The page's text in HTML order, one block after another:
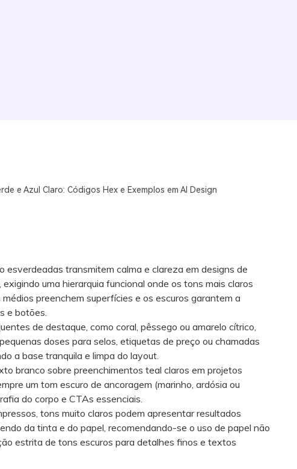
e Azul Claro: Códigos Hex e Exemplos em AI Design
esverdeadas transmitem calma e clareza em designs de
uma hierarquia funcional onde os tons mais claros
preenchem superfícies e os escuros garantem a
e botões.
de destaque, como coral, pêssego ou amarelo cítrico,
doses para selos, etiquetas de preço ou chamadas
a base tranquila e limpa do layout.
branco sobre preenchimentos teal claros em projetos
um tom escuro de ancoragem (marinho, ardósia ou
do corpo e CTAs essenciais.
tons muito claros podem apresentar resultados
da tinta e do papel, recomendando-se o uso de papel não
estrita de tons escuros para detalhes finos e textos